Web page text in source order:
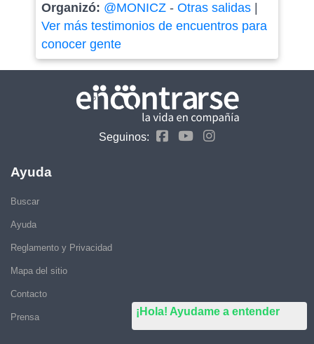
¡Hola! Ayudame a entender
Organizó: @MONICZ- Otras salidas|
Ver más testimonios de encuentros para
conocer gente
Seguinos:
Ayuda
Buscar
Ayuda
Reglamento y Privacidad
Mapa del sitio
Contacto
Prensa